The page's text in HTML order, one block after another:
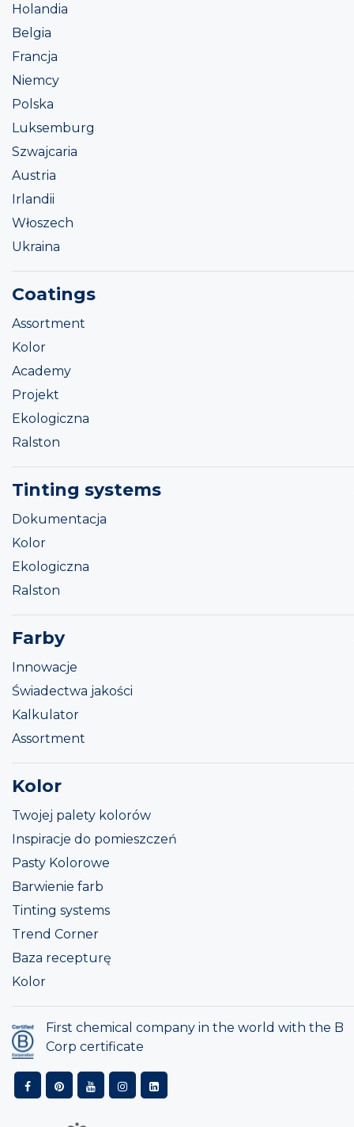
Holandia
Belgia
Francja
Niemcy
Polska
Luksemburg
Szwajcaria
Austria
Irlandii
Włoszech
Ukraina
Coatings
Assortment
Kolor
Academy
Projekt
Ekologiczna
Ralston
Tinting systems
Dokumentacja
Kolor
Ekologiczna
Ralston
Farby
Innowacje
Świadectwa jakości
Kalkulator
Assortment
Kolor
Twojej palety kolorów
Inspiracje do pomieszczeń
Pasty Kolorowe
Barwienie farb
Tinting systems
Trend Corner
Baza recepturę
Kolor
First chemical company in the world with the B
Corp certificate